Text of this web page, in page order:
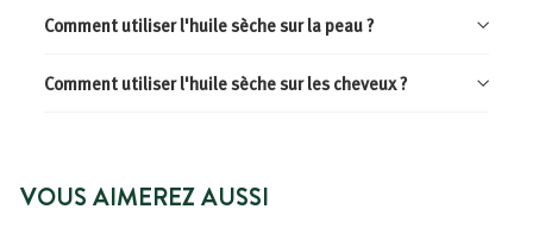
Comment utiliser l'huile sèche sur la peau ?
Comment utiliser l'huile sèche sur les cheveux ?
VOUS AIMEREZ AUSSI